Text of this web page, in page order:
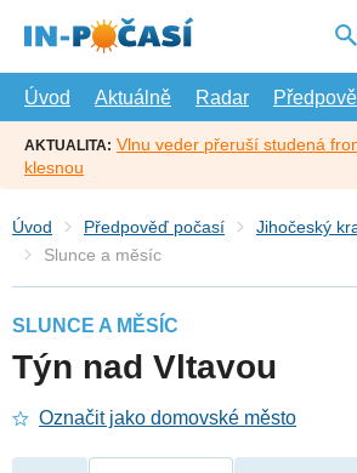
hlavní
Úvod
Aktuálně Radar
AKTUALITA: Vlnu veder přeruší studená
klesnou
Úvod Předpověď počasí Jihočeský
Slunce a měsíc
SLUNCE A MĚSÍC
Týn nad Vltavou
Označit jako domovské město